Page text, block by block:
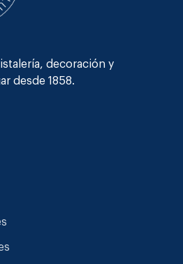
decoración y
desde 1858.